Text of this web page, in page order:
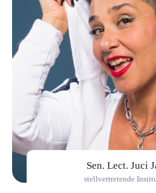
Sen. Lect. Juci
stellvertretende